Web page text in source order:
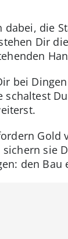
die
Dir
bei
Gold
sie
den Bau